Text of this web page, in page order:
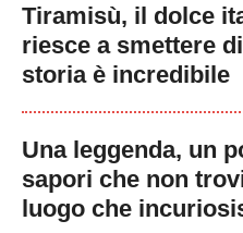
Tiramisù, il dolce
riesce a smettere
storia è incredibile
Una leggenda, un
sapori che non
luogo che